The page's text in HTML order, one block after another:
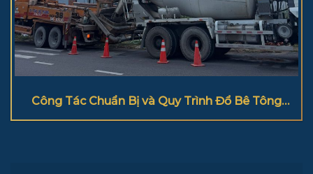
Công Tác Chuẩn Bị và Quy Trình Đổ Bê Tông